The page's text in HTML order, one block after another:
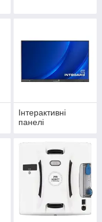
Інтерактивні
панелі